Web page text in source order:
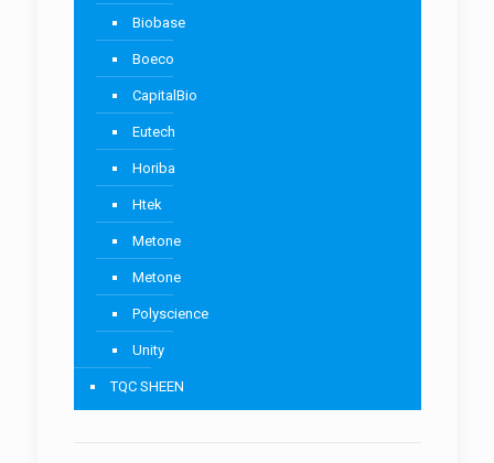
Biobase
Boeco
CapitalBio
Eutech
Horiba
Htek
Metone
Metone
Polyscience
Unity
TQC SHEEN